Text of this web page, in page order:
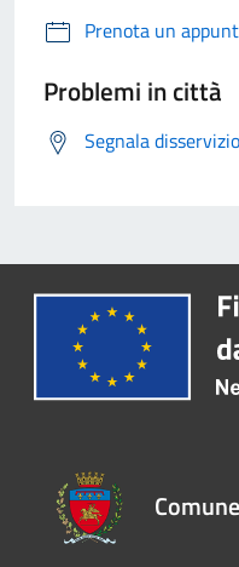
Prenota un
Problemi in città
Segnala disservizio